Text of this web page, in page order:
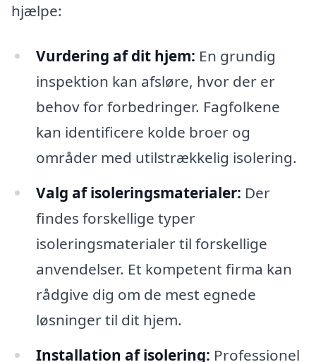
hjælpe:
Vurdering af dit hjem: En grundig
inspektion kan afsløre, hvor der er
behov for forbedringer. Fagfolkene
kan identificere kolde broer og
områder med utilstrækkelig isolering.
Valg af isoleringsmaterialer: Der
findes forskellige typer
isoleringsmaterialer til forskellige
anvendelser. Et kompetent firma kan
rådgive dig om de mest egnede
løsninger til dit hjem.
Installation af isolering: Professionel